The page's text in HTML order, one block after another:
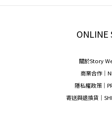
ONLINE
關於Story
商業合作｜
隱私權政策｜
寄送與退換貨｜